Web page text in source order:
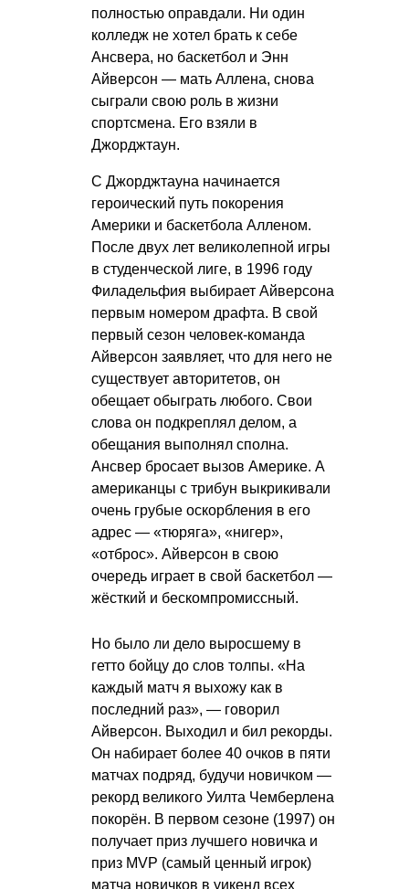
полностью оправдали. Ни один
колледж не хотел брать к себе
Ансвера, но баскетбол и Энн
Айверсон — мать Аллена, снова
сыграли свою роль в жизни
спортсмена. Его взяли в
Джорджтаун.
С Джорджтауна начинается
героический путь покорения
Америки и баскетбола Алленом.
После двух лет великолепной игры
в студенческой лиге, в 1996 году
Филадельфия выбирает Айверсона
первым номером драфта. В свой
первый сезон человек-команда
Айверсон заявляет, что для него не
существует авторитетов, он
обещает обыграть любого. Свои
слова он подкреплял делом, а
обещания выполнял сполна.
Ансвер бросает вызов Америке. А
американцы с трибун выкрикивали
очень грубые оскорбления в его
адрес — «тюряга», «нигер»,
«отброс». Айверсон в свою
очередь играет в свой баскетбол —
жёсткий и бескомпромиссный.
Но было ли дело выросшему в
гетто бойцу до слов толпы. «На
каждый матч я выхожу как в
последний раз», — говорил
Айверсон. Выходил и бил рекорды.
Он набирает более 40 очков в пяти
матчах подряд, будучи новичком —
рекорд великого Уилта Чемберлена
покорён. В первом сезоне (1997) он
получает приз лучшего новичка и
приз MVP (самый ценный игрок)
матча новичков в уикенд всех